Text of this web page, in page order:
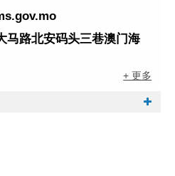
马路北安码头三巷澳门海
+ 更多